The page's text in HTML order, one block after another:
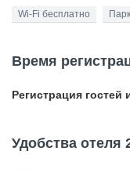
Wi-Fi бесплатно
Время
Регистрация гостей
Удобства отеля